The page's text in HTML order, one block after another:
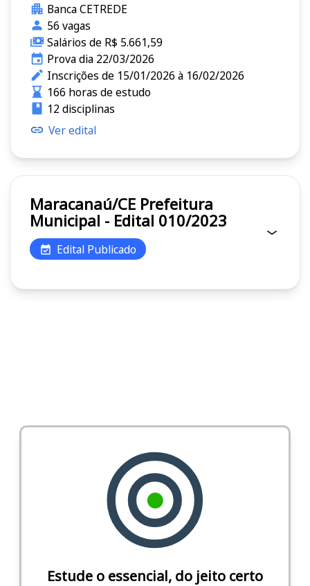
Banca CETREDE
56 vagas
Salários de R$ 5.661,59
Prova dia 22/03/2026
Inscrições de 15/01/2026 à 16/02/2026
166 horas de estudo
12 disciplinas
Ver edital
Maracanaú/CE Prefeitura
Municipal - Edital 010/2023
Edital Publicado
Estude o essencial, do jeito certo